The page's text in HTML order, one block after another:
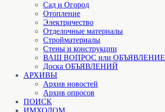
Сад и Огород
Отопление
Электричество
Отделочные материалы
Стройматериалы
Стены и конструкции
ВАШ ВОПРОС или ОБЪЯВЛЕНИЕ
Доска ОБЪЯВЛЕНИЙ
АРХИВЫ
Архив новостей
Архив опросов
ПОИСК
ИМХОДОМ